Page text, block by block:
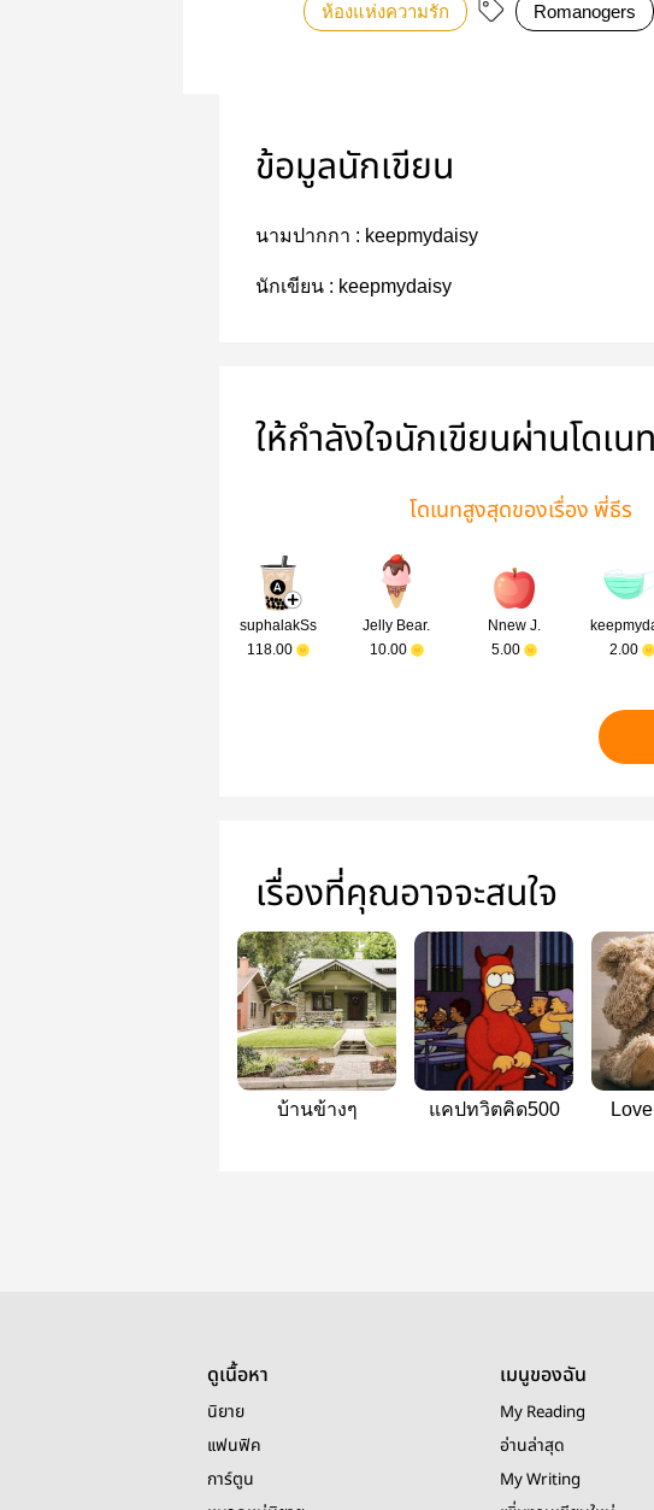
ห้องแห่งความรัก Romanogers
ข้อมูลนักเขียน
นามปากกา : keepmydaisy
นักเขียน : keepmydaisy
ให้กำลังใจนักเขียนผ่านโดเนท
โดเนทสูงสุดของเรื่อง พี่ธีร
suphalakSs
118.00
Jelly Bear.
10.00
Nnew J.
5.00
2.00
เรื่องที่คุณอาจจะสนใจ
บ้านข้างๆ แคปทวิตคิด500
ดูเนื้อหา
นิยาย
แฟนฟิค
การ์ตูน
เมนูของฉัน
My Reading
อ่านล่าสุด
My Writing